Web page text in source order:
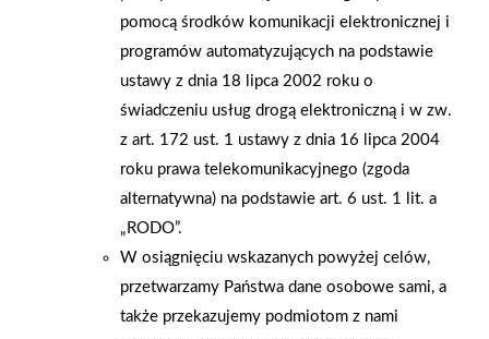
Bruk-Bet . Ich obecność była dla nas wyjątkowym zaszczytem i
potwierdzeniem wartości wieloletniej, stabilnej współpracy.
Wieczór obfitował w liczne atrakcje, które nadały wydarzeniu
wyjątkowy klimat. Goście mogli podziwiać pokaz laserowy ,
wziąć udział w zabawie w stylu kasynowym oraz przeżyć
spektakularne wniesienie jubileuszowego tortu , które
wywołało duże poruszenie i aplauz na sali. Atmosfera była
pełna radości, integracji i wspólnego świętowania. Obchody
30-lecia były dla nas nie tylko podsumowaniem
dotychczasowej działalności, lecz także momentem refleksji
nad przyszłością. Dziękujemy Grupie PSB za wieloletnią
pomocą środków komunikacji elektronicznej i
programów automatyzujących na podstawie
ustawy z dnia 18 lipca 2002 roku o
świadczeniu usług drogą elektroniczną i w zw.
z art. 172 ust. 1 ustawy z dnia 16 lipca 2004
roku prawa telekomunikacyjnego (zgoda
alternatywna) na podstawie art. 6 ust. 1 lit. a
„RODO”.
W osiągnięciu wskazanych powyżej celów,
przetwarzamy Państwa dane osobowe sami, a
także przekazujemy podmiotom z nami